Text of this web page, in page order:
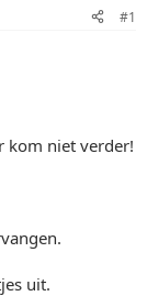
#1
kom niet verder!
uit.